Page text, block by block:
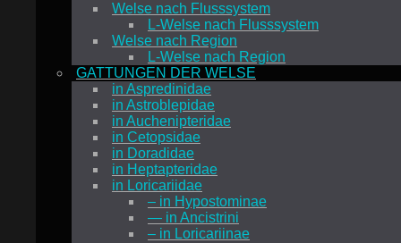
Welse nach Flusssystem
L-Welse nach Flusssystem
Welse nach Region
L-Welse nach Region
GATTUNGEN DER WELSE
in Aspredinidae
in Astroblepidae
in Auchenipteridae
in Cetopsidae
in Doradidae
in Heptapteridae
in Loricariidae
– in Hypostominae
— in Ancistrini
– in Loricariinae